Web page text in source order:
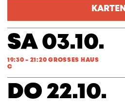
KARTEN
SA 03.10.
19:30 - 21:20 GROSSES HAUS
C
DO 22.10.